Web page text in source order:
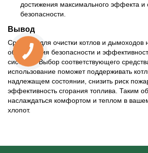
достижения максимального эффекта и
безопасности.
Вывод
Средство для очистки котлов и дымоходов
обеспечения безопасности и
системы. Выбор соответствующего
использование поможет поддерживать
надлежащем состоянии, снизить риск
эффективность сгорания топлива. Таким
наслаждаться комфортом и теплом в
хлопот.